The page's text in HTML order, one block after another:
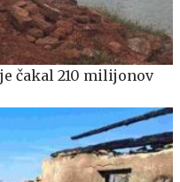
čakal 210 milijonov